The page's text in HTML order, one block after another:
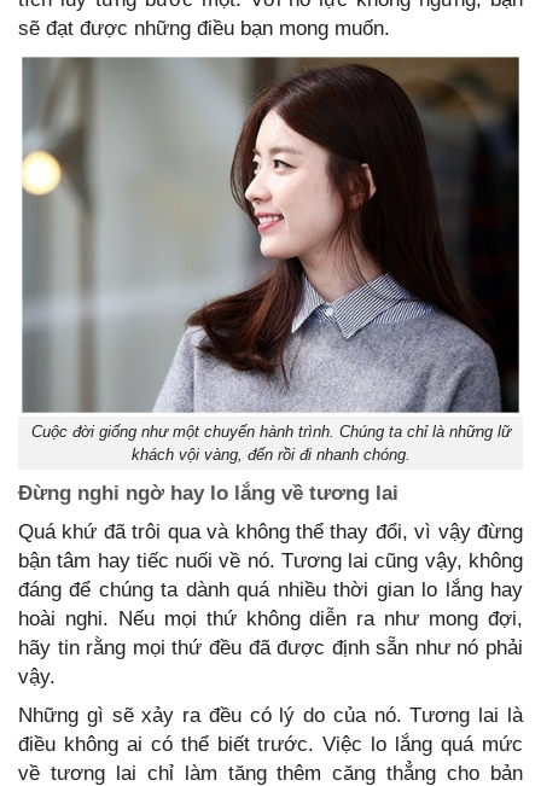
sẽ đạt được những điều bạn mong muốn.
Cuộc đời giống như một chuyến hành trình. Chúng ta chỉ là những lữ
khách vội vàng, đến rồi đi nhanh chóng.
Đừng nghi ngờ hay lo lắng về tương lai
Quá khứ đã trôi qua và không thể thay đổi, vì vậy đừng
bận tâm hay tiếc nuối về nó. Tương lai cũng vậy, không
đáng để chúng ta dành quá nhiều thời gian lo lắng hay
hoài nghi. Nếu mọi thứ không diễn ra như mong đợi,
hãy tin rằng mọi thứ đều đã được định sẵn như nó phải
vậy.
Những gì sẽ xảy ra đều có lý do của nó. Tương lai là
điều không ai có thể biết trước. Việc lo lắng quá mức
về tương lai chỉ làm tăng thêm căng thẳng cho bản